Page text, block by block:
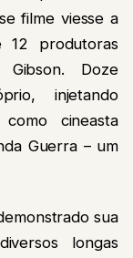
filme viesse a
12 produtoras
Doze
injetando
cineasta
Guerra – um
sua
longas